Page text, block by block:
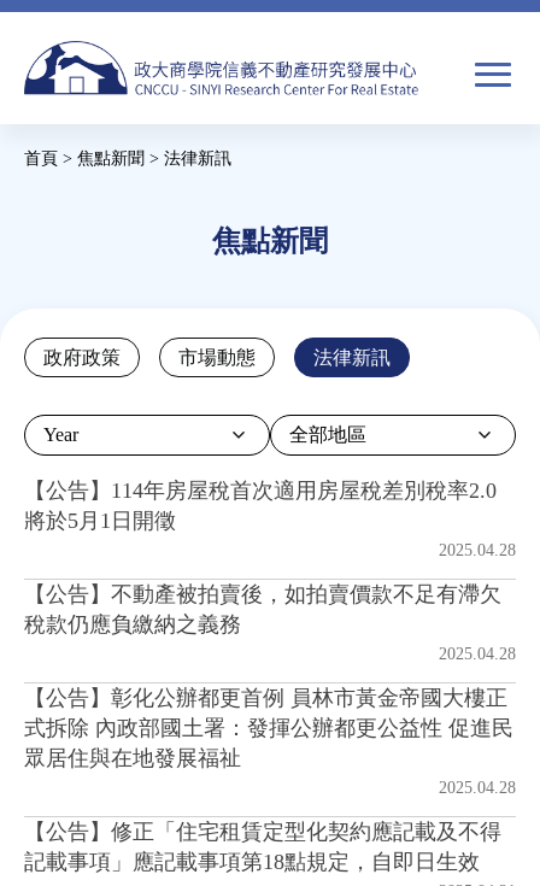
Jump
navigation
搜
焦點新聞
房地產年鑑
相關連結
訂閱電子報
首頁 > 焦點新聞 > 法律新訊
焦點新聞
Back
to
政府政策 市場動態 法律新訊
【公告】114年房屋稅首次適用房屋稅差別稅率2.0
將於5月1日開徵
2025.04.28
【公告】不動產被拍賣後，如拍賣價款不足有滯欠
稅款仍應負繳納之義務
2025.04.28
【公告】彰化公辦都更首例 員林市黃金帝國大樓正
式拆除 內政部國土署：發揮公辦都更公益性 促進民
眾居住與在地發展福祉
2025.04.28
【公告】修正「住宅租賃定型化契約應記載及不得
記載事項」應記載事項第18點規定，自即日生效